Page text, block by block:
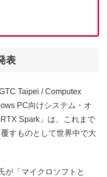
表
Taipei / Computex
PC向けシステム・オ
Spark」は、これまで
すものとして世界中で大
「マイクロソフトと